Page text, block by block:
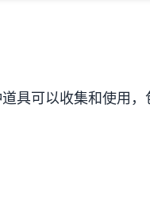
具可以收集和使用